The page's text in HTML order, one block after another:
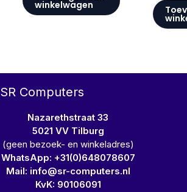
winkelwagen
SR Computers
Nazarethstraat 33
5021 VV Tilburg
(geen bezoek- en winkeladres)
WhatsApp: +31(0)648078607
Mail: info@sr-computers.nl
KvK: 90106091